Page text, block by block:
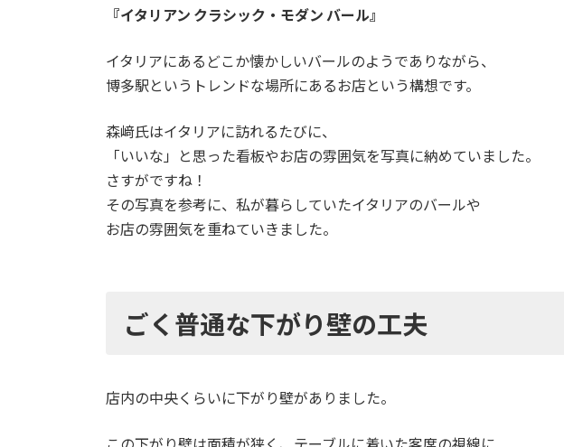
『イタリアン クラシック・モダン バール』
イタリアにあるどこか懐かしいバールのようでありながら、
博多駅というトレンドな場所にあるお店という構想です。
森﨑氏はイタリアに訪れるたびに、
「いいな」と思った看板やお店の雰囲気を写真に納めていました。
さすがですね！
その写真を参考に、私が暮らしていたイタリアのバールや
お店の雰囲気を重ねていきました。
ごく普通な下がり壁の工夫
店内の中央くらいに下がり壁がありました。
この下がり壁は面積が狭く、テーブルに着いた客席の視線に